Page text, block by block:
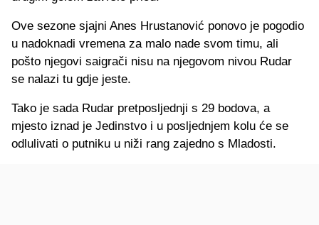
Ove sezone sjajni Anes Hrustanović ponovo je pogodio
u nadoknadi vremena za malo nade svom timu, ali
pošto njegovi saigrači nisu na njegovom nivou Rudar
se nalazi tu gdje jeste.
Tako je sada Rudar pretposljednji s 29 bodova, a
mjesto iznad je Jedinstvo i u posljednjem kolu će se
odlulivati o putniku u niži rang zajedno s Mladosti.